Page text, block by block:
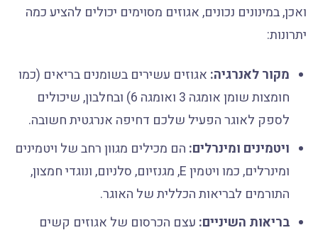
ואכן, במינונים נכונים, אגוזים מסוימים יכולים להציע כמה
יתרונות:
מקור לאנרגיה:אגוזים עשירים בשומנים בריאים (כמו
חומצות שומן אומגה 3 ואומגה 6) ובחלבון, שיכולים
לספק לאוגר הפעיל שלכם דחיפה אנרגטית חשובה.
ויטמינים ומינרלים:הם מכילים מגוון רחב של ויטמינים
ומינרלים, כמו ויטמין E, מגנזיום, סלניום, ונוגדי חמצון,
התורמים לבריאות הכללית של האוגר.
בריאות השיניים:עצם הכרסום של אגוזים קשים